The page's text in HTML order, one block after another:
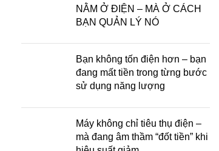
NẰM Ở ĐIỆN – MÀ Ở CÁCH
BẠN QUẢN LÝ NÓ
Bạn không tốn điện hơn – bạn
đang mất tiền trong từng bước
sử dụng năng lượng
Máy không chỉ tiêu thụ điện –
mà đang âm thầm “đốt tiền” khi